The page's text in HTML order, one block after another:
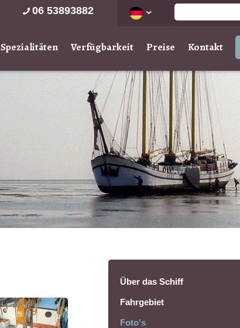
06 53893882
Spezialitäten Verfügbarkeit Preise Kontakt
Über das Schiff
Fahrgebiet
Foto's